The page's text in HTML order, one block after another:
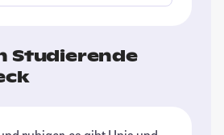
Studierende